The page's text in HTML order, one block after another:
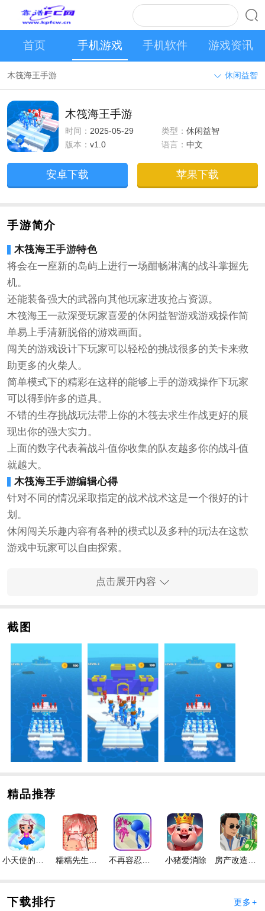
首页 手机游戏 手机软件 游戏资讯
木筏海王手游 休闲益智
木筏海王手游
时间： 2025-05-29 类型：休闲益智
版本：v1.0 语言：中文
安卓下载 苹果下载
手游简介
木筏海王手游特色
将会在一座新的岛屿上进行一场酣畅淋漓的战斗掌握先
机。
还能装备强大的武器向其他玩家进攻抢占资源。
木筏海王一款深受玩家喜爱的休闲益智游戏游戏操作简
单易上手清新脱俗的游戏画面。
闯关的游戏设计下玩家可以轻松的挑战很多的关卡来救
助更多的火柴人。
简单模式下的精彩在这样的能够上手的游戏操作下玩家
可以得到许多的道具。
不错的生存挑战玩法带上你的木筏去求生作战更好的展
现出你的强大实力。
上面的数字代表着战斗值你收集的队友越多你的战斗值
就越大。
木筏海王手游编辑心得
针对不同的情况采取指定的战术战术这是一个很好的计
划。
休闲闯关乐趣内容有各种的模式以及多种的玩法在这款
游戏中玩家可以自由探索。
进行建设还可以收集更多资源强化木筏。
每次挑战的时间都不会很短你一定要把握机会；
高品质的画面会给玩家带来更好的体验享受这里的刺激
对决。
将手指按下屏幕上的按键就能做很多事情轻松完成建造
攻击行动等。
木筏海王手游规则
随着时间的流逝更加强大的敌人即将来袭难度将会逐渐
地提升考验玩家的策略能力挑战自己的极限。
收集更多有用的道具让你的挑战更加的轻松去更好的保
挑战的时候生命是有限的所以你一定要谨慎一些。
有趣的游戏简单的控制尽情享受海战吧！
乐趣玩法下的内容都很不错在这款游戏中的种种的不同
都在其中丰富。
木筏海王手游介绍
2、在每个阶段敌人会从各个方向攻击你必须要注意。
点击展开内容
截图
精品推荐
小天使的冒险手游 糯糯先生的面包店手游 不再容忍手游 小猪爱消除 房产改造王游戏手机版手游
下载排行 更多+